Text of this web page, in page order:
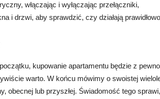
włączając i wyłączając przełączniki,
i drzwi, aby sprawdzić, czy działają
kupowanie apartamentu będzie z
warto. W końcu mówimy o swoistej
obecnej lub przyszłej. Świadomość tego